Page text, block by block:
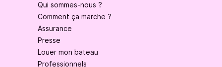
Qui sommes-nous ?
Comment ça marche ?
Assurance
Presse
Louer mon bateau
Professionnels